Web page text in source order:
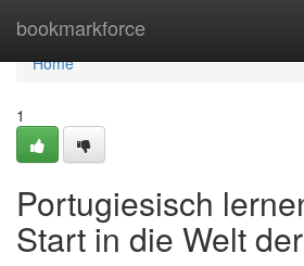
bookmarkforce
Home
Home
1
Portugiesisch
Start in die Welt